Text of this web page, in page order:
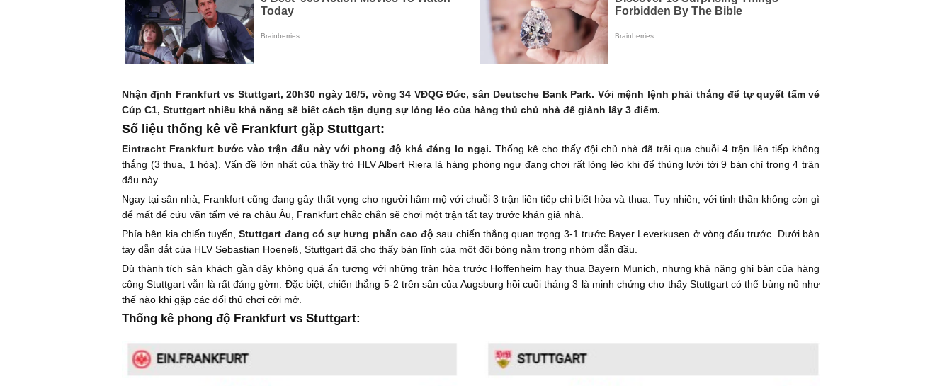
Nhận định Frankfurt vs Stuttgart, 20h30 ngày 16/5, vòng 34 VĐQG Đức, sân Deutsche Bank Park. Với mệnh lệnh phải thắng để tự quyết tấm vé
Cúp C1, Stuttgart nhiều khả năng sẽ biết cách tận dụng sự lỏng lẻo của hàng thủ chủ nhà để giành lấy 3 điểm.
Số liệu thống kê về Frankfurt gặp Stuttgart:
Eintracht Frankfurt bước vào trận đấu này với phong độ khá đáng lo ngại. Thống kê cho thấy đội chủ nhà đã trải qua chuỗi 4 trận liên tiếp không
thắng (3 thua, 1 hòa). Vấn đề lớn nhất của thầy trò HLV Albert Riera là hàng phòng ngự đang chơi rất lỏng lẻo khi để thủng lưới tới 9 bàn chỉ trong 4 trận
đấu này.
Ngay tại sân nhà, Frankfurt cũng đang gây thất vọng cho người hâm mộ với chuỗi 3 trận liên tiếp chỉ biết hòa và thua. Tuy nhiên, với tinh thần không còn gì
để mất để cứu vãn tấm vé ra châu Âu, Frankfurt chắc chắn sẽ chơi một trận tất tay trước khán giả nhà.
Phía bên kia chiến tuyến,Stuttgart đang có sự hưng phấn cao độsau chiến thắng quan trọng 3-1 trước Bayer Leverkusen ở vòng đấu trước. Dưới bàn
tay dẫn dắt của HLV Sebastian Hoeneß, Stuttgart đã cho thấy bản lĩnh của một đội bóng nằm trong nhóm dẫn đầu.
Dù thành tích sân khách gần đây không quá ấn tượng với những trận hòa trước Hoffenheim hay thua Bayern Munich, nhưng khả năng ghi bàn của hàng
công Stuttgart vẫn là rất đáng gờm. Đặc biệt, chiến thắng 5-2 trên sân của Augsburg hồi cuối tháng 3 là minh chứng cho thấy Stuttgart có thể bùng nổ như
thế nào khi gặp các đối thủ chơi cởi mở.
Thống kê phong độ Frankfurt vs Stuttgart: